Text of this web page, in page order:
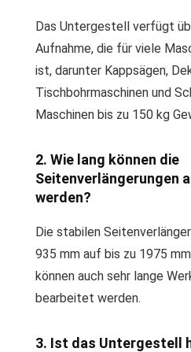
Das Untergestell verfügt
Aufnahme, die für viele
ist, darunter Kappsägen,
Tischbohrmaschinen und
Maschinen bis zu 150 kg
2. Wie lang können die
Seitenverlängerungen
werden?
Die stabilen
935 mm auf bis zu 1975
können auch sehr lange
bearbeitet werden.
3. Ist das Untergestell